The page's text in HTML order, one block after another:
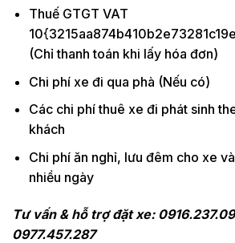
Thuế GTGT VAT
(Chỉ thanh toán khi lấy hóa đơn)
Chi phí xe đi qua phà (Nếu có)
Các chi phí thuê xe đi phát sinh
khách
Chi phí ăn nghỉ, lưu đêm cho xe
nhiều ngày
Tư vấn & hỗ trợ đặt xe:
0977.457.287